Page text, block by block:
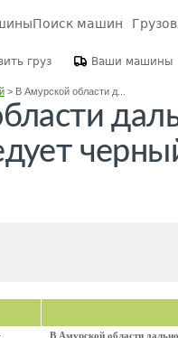
Поиск машин
груз Ваши машины
> В Амурской области д...
В Амурской области